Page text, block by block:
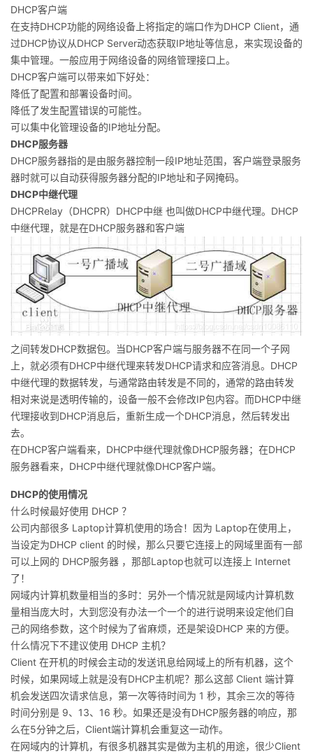
DHCP客户端
在支持DHCP功能的网络设备上将指定的端口作为DHCP Client，通
过DHCP协议从DHCP Server动态获取IP地址等信息，来实现设备的
集中管理。一般应用于网络设备的网络管理接口上。
DHCP客户端可以带来如下好处：
降低了配置和部署设备时间。
降低了发生配置错误的可能性。
可以集中化管理设备的IP地址分配。
DHCP服务器
DHCP服务器指的是由服务器控制一段IP地址范围，客户端登录服务
器时就可以自动获得服务器分配的IP地址和子网掩码。
DHCP中继代理
DHCPRelay（DHCPR）DHCP中继 也叫做DHCP中继代理。DHCP
中继代理，就是在DHCP服务器和客户端
之间转发DHCP数据包。当DHCP客户端与服务器不在同一个子网
上，就必须有DHCP中继代理来转发DHCP请求和应答消息。DHCP
中继代理的数据转发，与通常路由转发是不同的，通常的路由转发
相对来说是透明传输的，设备一般不会修改IP包内容。而DHCP中继
代理接收到DHCP消息后，重新生成一个DHCP消息，然后转发出
去。
在DHCP客户端看来，DHCP中继代理就像DHCP服务器；在DHCP
服务器看来，DHCP中继代理就像DHCP客户端。
DHCP的使用情况
什么时候最好使用 DHCP ？
公司内部很多 Laptop计算机使用的场合！因为 Laptop在使用上，
当设定为DHCP client 的时候，那么只要它连接上的网域里面有一部
可以上网的 DHCP服务器 ，那部Laptop也就可以连接上 Internet
了！
网域内计算机数量相当的多时：另外一个情况就是网域内计算机数
量相当庞大时，大到您没有办法一个一个的进行说明来设定他们自
己的网络参数，这个时候为了省麻烦，还是架设DHCP 来的方便。
什么情况下不建议使用 DHCP 主机？
Client 在开机的时候会主动的发送讯息给网域上的所有机器，这个
时候，如果网域上就是没有DHCP主机呢？那么这部 Client 端计算
机会发送四次请求信息，第一次等待时间为 1 秒，其余三次的等待
时间分别是 9、13、16 秒。如果还是没有DHCP服务器的响应，那
么在5分钟之后，Client端计算机会重复这一动作。
在网域内的计算机，有很多机器其实是做为主机的用途，很少Client